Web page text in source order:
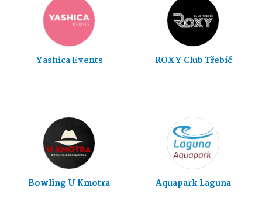
Yashica Events ROXY Club Třebíč
Bowling U Kmotra Aquapark Laguna